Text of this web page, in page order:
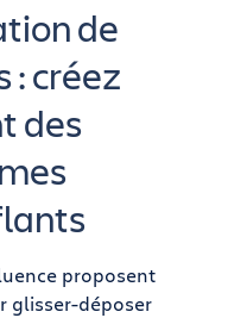
de
créez
des
proposent
glisser-déposer